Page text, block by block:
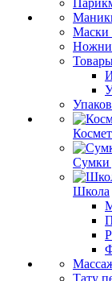
Маски
Сумки
Школа
Тату